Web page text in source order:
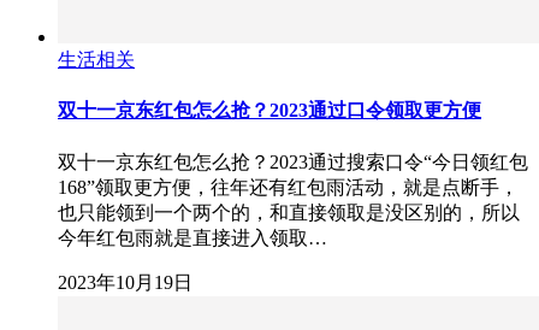
生活相关
双十一京东红包怎么抢？2023通过口令领取更方便
双十一京东红包怎么抢？2023通过搜索口令“今日领红包
168”领取更方便，往年还有红包雨活动，就是点断手，
也只能领到一个两个的，和直接领取是没区别的，所以
今年红包雨就是直接进入领取…
2023年10月19日